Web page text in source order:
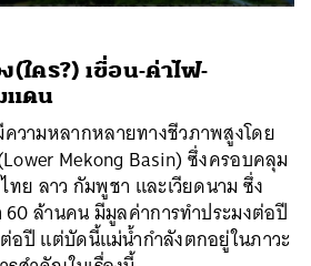
ใคร?) เขื่อน-ค่าไฟ-
แดน
ความหลากหลายทางชีวภาพสูงโดย
Mekong Basin) ซึ่งครอบคลุม
ย ลาว กัมพูชา และเวียดนาม ซึ่ง
ล้านคน มีมูลค่าการทำประมงต่อปี
อปี แต่บัดนี้แม่น้ำกำลังตกอยู่ในภาวะ